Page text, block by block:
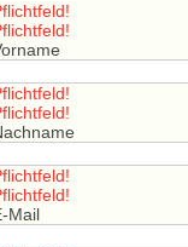
Mail